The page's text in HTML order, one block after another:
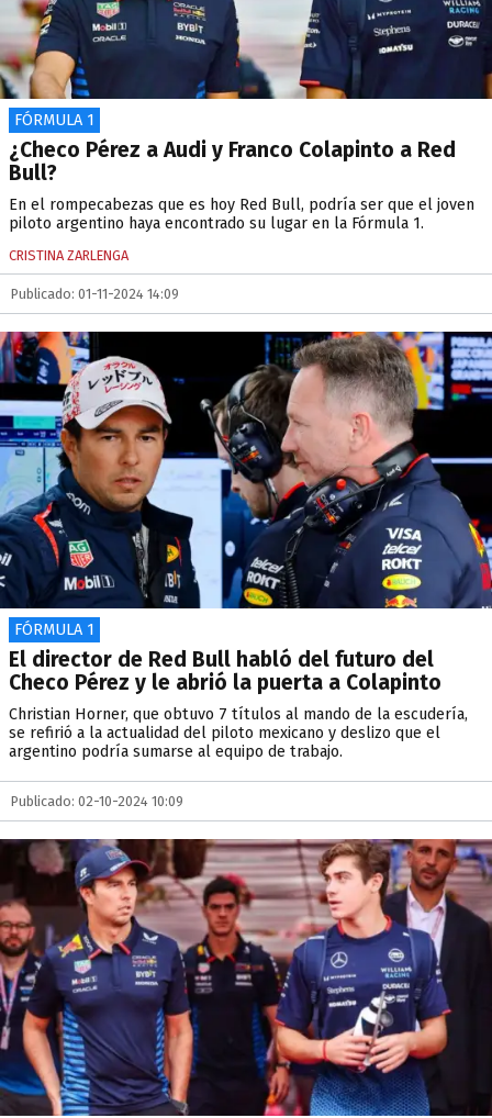
FÓRMULA 1
¿Checo Pérez a Audi y Franco Colapinto a Red
Bull?
En el rompecabezas que es hoy Red Bull, podría ser que el joven
piloto argentino haya encontrado su lugar en la Fórmula 1.
CRISTINA ZARLENGA
Publicado: 01-11-2024 14:09
FÓRMULA 1
El director de Red Bull habló del futuro del
Checo Pérez y le abrió la puerta a Colapinto
Christian Horner, que obtuvo 7 títulos al mando de la escudería,
se refirió a la actualidad del piloto mexicano y deslizo que el
argentino podría sumarse al equipo de trabajo.
Publicado: 02-10-2024 10:09